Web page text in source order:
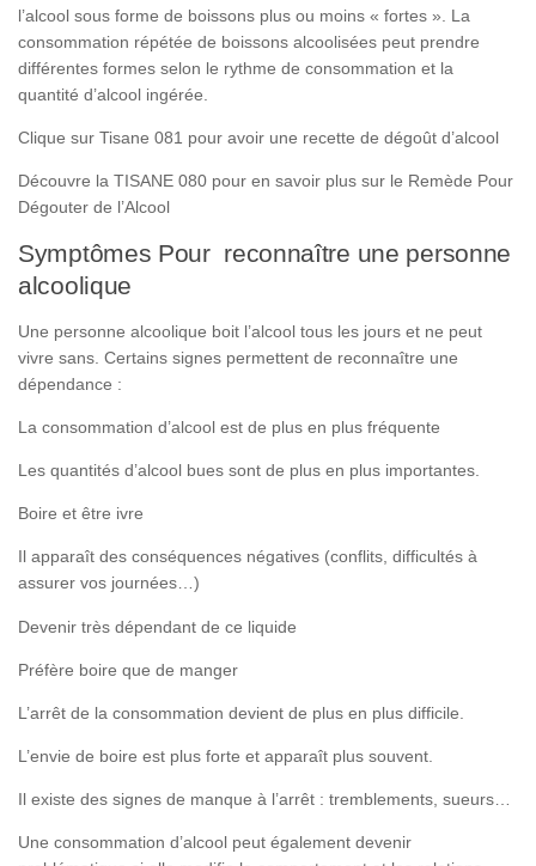
l’alcool sous forme de boissons plus ou moins « fortes ». La
consommation répétée de boissons alcoolisées peut prendre
différentes formes selon le rythme de consommation et la
quantité d’alcool ingérée.
Clique sur Tisane 081 pour avoir une recette de dégoût d’alcool
Découvre la TISANE 080 pour en savoir plus sur le Remède Pour
Dégouter de l’Alcool
Symptômes Pour reconnaître une personne
alcoolique
Une personne alcoolique boit l’alcool tous les jours et ne peut
vivre sans. Certains signes permettent de reconnaître une
dépendance :
La consommation d’alcool est de plus en plus fréquente
Les quantités d’alcool bues sont de plus en plus importantes.
Boire et être ivre
Il apparaît des conséquences négatives (conflits, difficultés à
assurer vos journées…)
Devenir très dépendant de ce liquide
Préfère boire que de manger
L’arrêt de la consommation devient de plus en plus difficile.
L’envie de boire est plus forte et apparaît plus souvent.
Il existe des signes de manque à l’arrêt : tremblements, sueurs…
Une consommation d’alcool peut également devenir